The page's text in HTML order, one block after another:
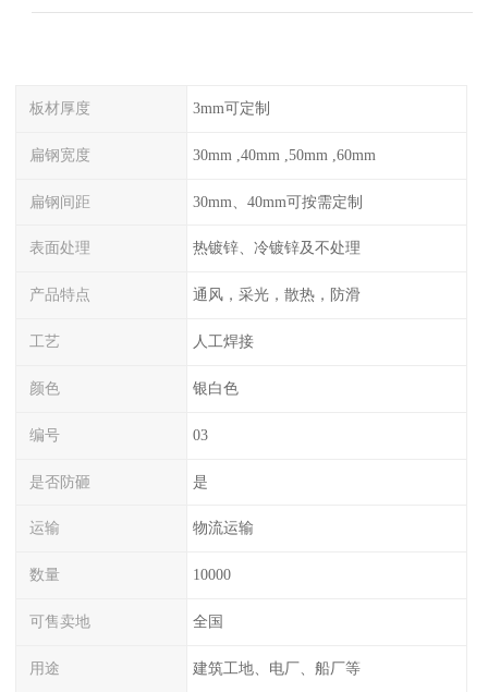
板材厚度 3mm可定制
扁钢宽度 30mm ,40mm ,50mm ,60mm
扁钢间距 30mm、40mm可按需定制
表面处理 热镀锌、冷镀锌及不处理
产品特点 通风，采光，散热，防滑
工艺 人工焊接
颜色 银白色
编号 03
是否防砸 是
运输 物流运输
数量 10000
可售卖地 全国
用途 建筑工地、电厂、船厂等